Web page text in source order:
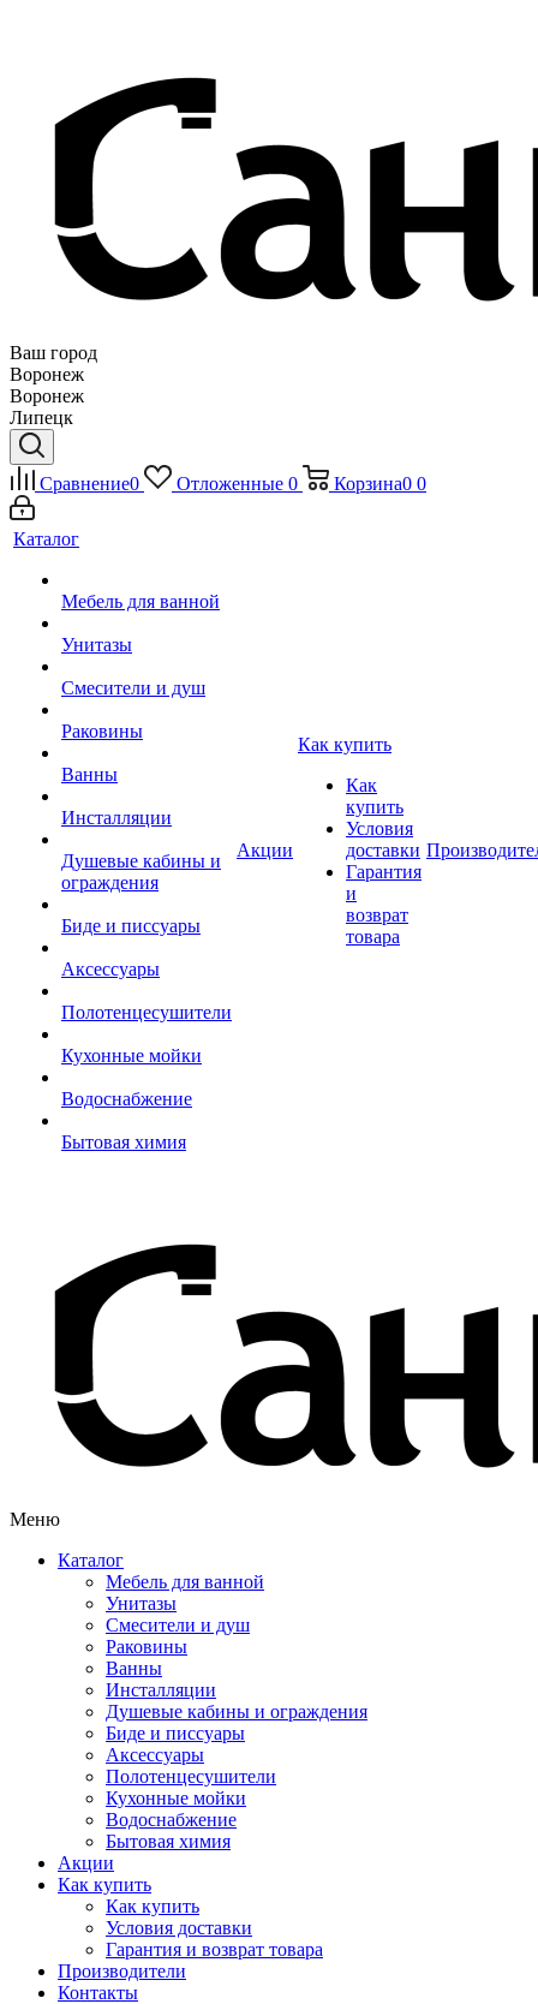
Ваш город
Воронеж
Воронеж
Липецк
Сравнение0 Отложенные 0 Корзина0 0
Каталог
Мебель для ванной
Унитазы
Смесители и душ
Раковины
Ванны
Инсталляции
Душевые кабины и
ограждения
Биде и писсуары
Аксессуары
Полотенцесушители
Кухонные мойки
Водоснабжение
Бытовая химия
Акции
Как купить
Как
купить
Условия
доставки
Гарантия
и
возврат
товара
Меню
Каталог
Мебель для ванной
Унитазы
Смесители и душ
Раковины
Ванны
Инсталляции
Душевые кабины и ограждения
Биде и писсуары
Аксессуары
Полотенцесушители
Кухонные мойки
Водоснабжение
Бытовая химия
Акции
Как купить
Как купить
Условия доставки
Гарантия и возврат товара
Производители
Контакты